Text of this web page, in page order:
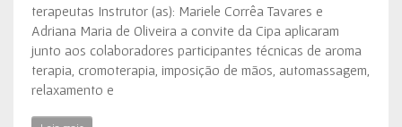
terapeutas Instrutor (as): Mariele Corrêa Tavares e
Adriana Maria de Oliveira a convite da Cipa aplicaram
junto aos colaboradores participantes técnicas de aroma
terapia, cromoterapia, imposição de mãos, automassagem,
relaxamento e